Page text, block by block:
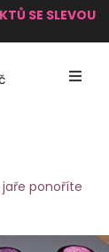
SE SLEVOU
jaře ponoříte